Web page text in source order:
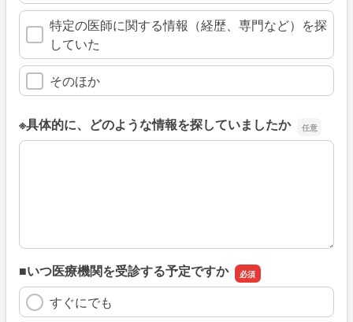
特定の医師に関する情報（経歴、専門など）を探
していた
そのほか
※具体的に、どのような情報を探していましたか
※具体的に、どのような情報を探していましたか
■いつ医療機関を受診する予定ですか
すぐにでも